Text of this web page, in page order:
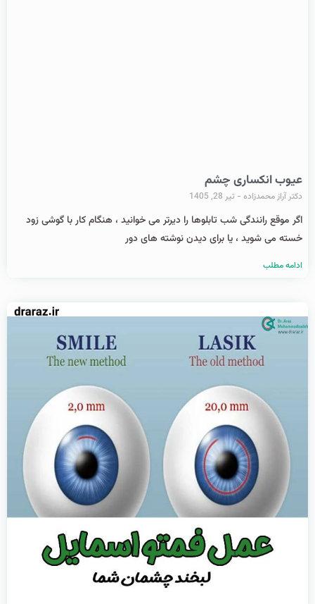
عیوب انکساری چشم
دکتر آراز محمدزاده تیر 28, 1405
اگر موقع رانندگی شب تابلوها را دیرتر می خوانید ، هنگام کار با گوشی زود
خسته می شوید ، یا برای دیدن نوشته های دور
ادامه مطلب